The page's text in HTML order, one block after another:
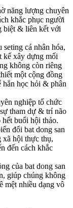
năng lượng chuyên
khắc phục người
biệt & liên kết với
cá nhân hóa,
kế xây dựng mối
không còn riêng
một cộng đồng
hẳn học hỏi & phân
nghiệp tổ chức
tham dự & trí não
buổi hội thảo.
đổi bat dong san
xã hội thực thụ,
đến cách khắc
của bat dong san
giúp chúng không
mệt nhiều dạng vô